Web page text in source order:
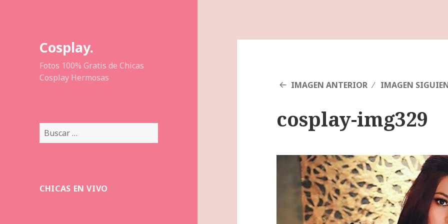
Cosplay.
Fotos 100% Gratis de Chicas
Cosplay Hermosas
Buscar:
CHICAS EN VIVO
IMAGEN ANTERIOR IMAGEN
cosplay-img329